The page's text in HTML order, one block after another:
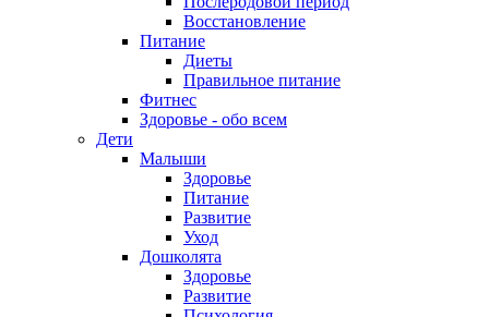
Восстановление
Питание
Диеты
Правильное питание
Фитнес
Здоровье - обо всем
Дети
Малыши
Здоровье
Питание
Развитие
Уход
Дошколята
Здоровье
Развитие